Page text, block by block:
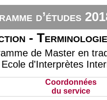
d’études
-
de Master en
d'Interprètes
Coordonnées
du service